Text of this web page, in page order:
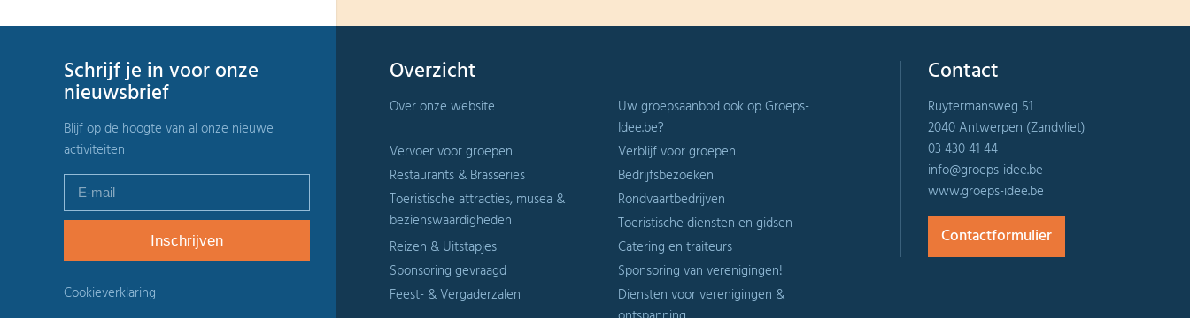
Schrijf je in voor onze
nieuwsbrief
Blijf op de hoogte van al onze nieuwe
activiteiten
Cookieverklaring
Overzicht
Over onze website
Uw groepsaanbod ook op Groeps-
Idee.be?
Vervoer voor groepen
Verblijf voor groepen
Restaurants & Brasseries
Bedrijfsbezoeken
Toeristische attracties, musea &
bezienswaardigheden
Rondvaartbedrijven
Toeristische diensten en gidsen
Reizen & Uitstapjes
Catering en traiteurs
Sponsoring gevraagd
Sponsoring van verenigingen!
Feest- & Vergaderzalen
Diensten voor verenigingen &
Contact
Ruytermansweg 51
2040 Antwerpen (Zandvliet)
03 430 41 44
info@groeps-idee.be
www.groeps-idee.be
Contactformulier